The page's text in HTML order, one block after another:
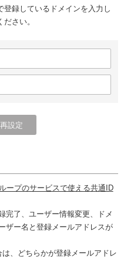
録しているドメインを入力し
さい。
ープのサービスで使える共通ID
完了、ユーザー情報変更、ドメ
ザー名と登録メールアドレスが
、どちらかが登録メールアドレ